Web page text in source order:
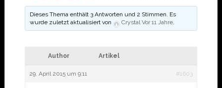
Dieses Thema enthält 3 Antworten und 2 Stimmen. Es
wurde zuletzt aktualisiert von
Crystal Vor 11 Jahre.
Author Artikel
29. April 2015 um 9:11 #1603